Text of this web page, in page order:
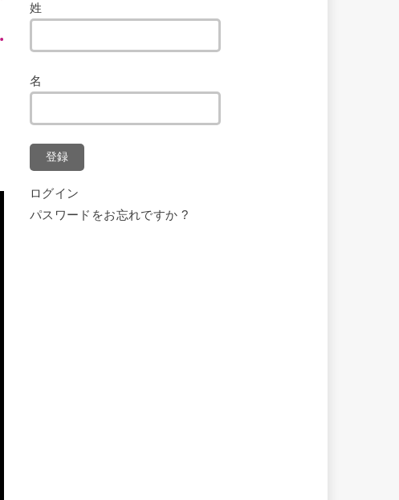
姓
名
登録
ログイン
パスワードをお忘れですか ?